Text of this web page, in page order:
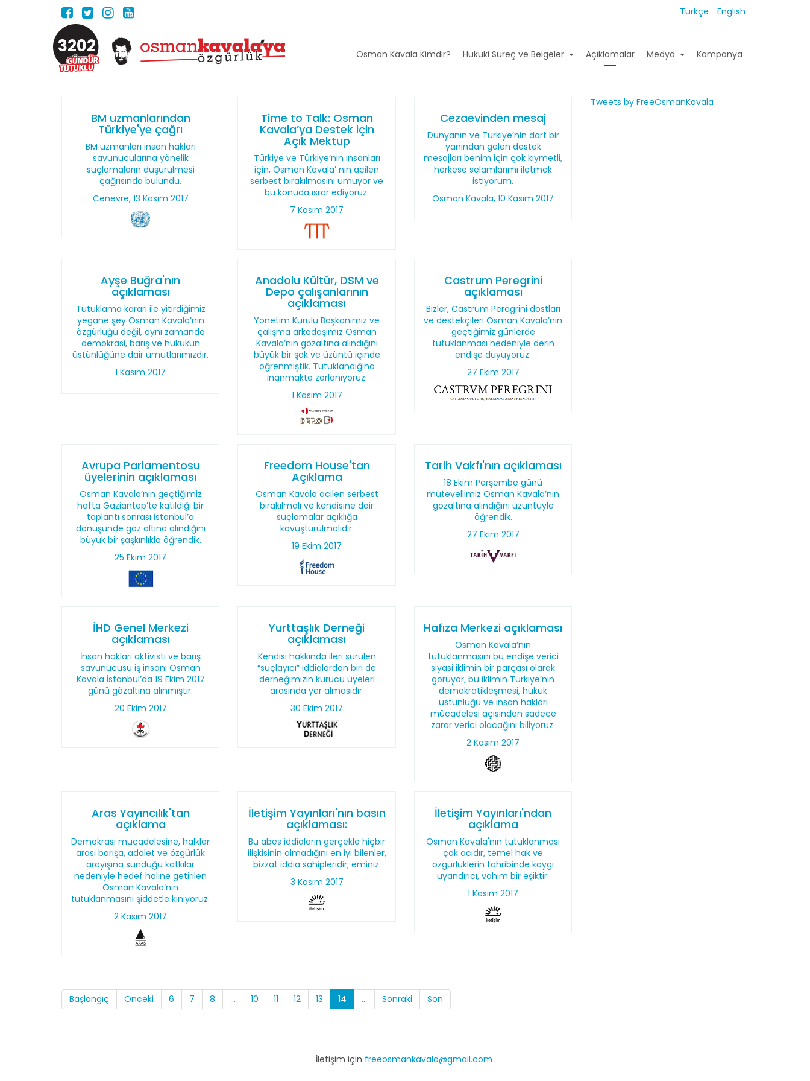
Türkçe English
3202 Osman Kavala Kimdir? Hukuki Süreç ve Belgeler Açıklamalar Medya Kampanya
BM uzmanlarından
Türkiye'ye çağrı
BM uzmanları insan hakları
savunucularına yönelik
suçlamaların düşürülmesi
çağrısında bulundu.
Cenevre, 13 Kasım 2017
Time to Talk: Osman
Kavala’ya Destek için
Açık Mektup
Türkiye ve Türkiye’nin insanları
için, Osman Kavala’ nın acilen
serbest bırakılmasını umuyor ve
bu konuda ısrar ediyoruz.
7 Kasım 2017
Cezaevinden mesaj
Dünyanın ve Türkiye’nin dört bir
yanından gelen destek
mesajları benim için çok kıymetli,
herkese selamlarımı iletmek
istiyorum.
Osman Kavala, 10 Kasım 2017
Ayşe Buğra'nın
açıklaması
Tutuklama kararı ile yitirdiğimiz
yegane şey Osman Kavala’nın
özgürlüğü değil, aynı zamanda
demokrasi, barış ve hukukun
üstünlüğüne dair umutlarımızdır.
1 Kasım 2017
Anadolu Kültür, DSM ve
Depo çalışanlarının
açıklaması
Yönetim Kurulu Başkanımız ve
çalışma arkadaşımız Osman
Kavala’nın gözaltına alındığını
büyük bir şok ve üzüntü içinde
öğrenmiştik. Tutuklandığına
inanmakta zorlanıyoruz.
1 Kasım 2017
Castrum Peregrini
açıklaması
Bizler, Castrum Peregrini dostları
ve destekçileri Osman Kavala’nın
geçtiğimiz günlerde
tutuklanması nedeniyle derin
endişe duyuyoruz.
27 Ekim 2017
Avrupa Parlamentosu
üyelerinin açıklaması
Osman Kavala’nın geçtiğimiz
hafta Gaziantep’te katıldığı bir
toplantı sonrası İstanbul’a
dönüşünde göz altına alındığını
büyük bir şaşkınlıkla öğrendik.
25 Ekim 2017
Freedom House'tan
Açıklama
Osman Kavala acilen serbest
bırakılmalı ve kendisine dair
suçlamalar açıklığa
kavuşturulmalıdır.
19 Ekim 2017
Tarih Vakfı'nın açıklaması
18 Ekim Perşembe günü
mütevellimiz Osman Kavala’nın
gözaltına alındığını üzüntüyle
öğrendik.
27 Ekim 2017
İHD Genel Merkezi
açıklaması
İnsan hakları aktivisti ve barış
savunucusu iş insanı Osman
Kavala İstanbul’da 19 Ekim 2017
günü gözaltına alınmıştır.
20 Ekim 2017
Yurttaşlık Derneği
açıklaması
Kendisi hakkında ileri sürülen
“suçlayıcı” iddialardan biri de
derneğimizin kurucu üyeleri
arasında yer almasıdır.
30 Ekim 2017
Hafıza Merkezi açıklaması
Osman Kavala’nın
tutuklanmasını bu endişe verici
siyasi iklimin bir parçası olarak
görüyor, bu iklimin Türkiye’nin
demokratikleşmesi, hukuk
üstünlüğü ve insan hakları
mücadelesi açısından sadece
zarar verici olacağını biliyoruz.
2 Kasım 2017
Aras Yayıncılık'tan
açıklama
Demokrasi mücadelesine, halklar
arası barışa, adalet ve özgürlük
arayışına sunduğu katkılar
nedeniyle hedef haline getirilen
Osman Kavala’nın
tutuklanmasını şiddetle kınıyoruz.
2 Kasım 2017
İletişim Yayınları'nın basın
açıklaması:
Bu abes iddiaların gerçekle hiçbir
ilişkisinin olmadığını en iyi bilenler,
bizzat iddia sahipleridir; eminiz.
3 Kasım 2017
İletişim Yayınları'ndan
açıklama
Osman Kavala'nın tutuklanması
çok acıdır, temel hak ve
özgürlüklerin tahribinde kaygı
uyandırıcı, vahim bir eşiktir.
1 Kasım 2017
Başlangıç Önceki 6 7 8 ... 10 11 12 13 14 ... Sonraki Son
Tweets by FreeOsmanKavala
İletişim için freeosmankavala@gmail.com